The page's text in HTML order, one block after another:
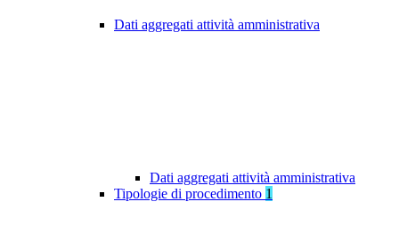
Dati aggregati attività amministrativa
Dati aggregati attività amministrativa
Tipologie di procedimento 1